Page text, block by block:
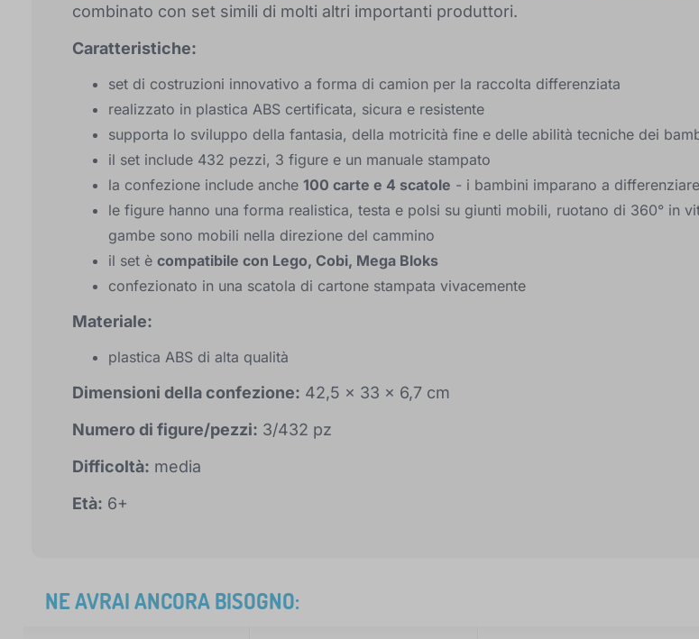
combinato con set simili di molti altri importanti produttori.
Caratteristiche:
set di costruzioni innovativo a forma di camion per la raccolta differenziata
realizzato in plastica ABS certificata, sicura e resistente
supporta lo sviluppo della fantasia, della motricità fine e delle abilità tecniche dei
il set include 432 pezzi, 3 figure e un manuale stampato
la confezione include anche 100 carte e 4 scatole - i bambini imparano a
le figure hanno una forma realistica, testa e polsi su giunti mobili, ruotano di 360° in
gambe sono mobili nella direzione del cammino
il set è compatibile con Lego, Cobi, Mega Bloks
confezionato in una scatola di cartone stampata vivacemente
Materiale:
plastica ABS di alta qualità
Dimensioni della confezione: 42,5 x 33 x 6,7 cm
Numero di figure/pezzi: 3/432 pz
Difficoltà: media
Età: 6+
NE AVRAI ANCORA BISOGNO: